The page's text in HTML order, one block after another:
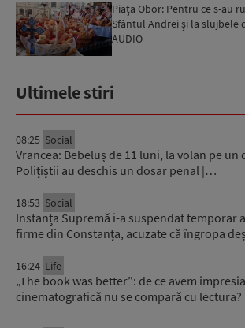
Piața Obor: Pentru ce s-au
Sfântul Andrei și la slujbele
AUDIO
Ultimele stiri
08:25 Social
Vrancea: Bebeluș de 11 luni, la volan pe
Polițiștii au deschis un dosar penal |…
18:53 Social
Instanța Supremă i-a suspendat temporar
firme din Constanța, acuzate că îngropa
16:24 Life
„The book was better”: de ce avem
cinematografică nu se compară cu lectura?